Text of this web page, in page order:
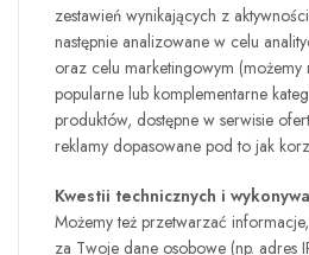
zestawień wynikających z
następnie analizowane w celu
oraz celu marketingowym
popularne lub komplementarne
produktów, dostępne w serwisie
reklamy dopasowane pod to jak
Kwestii technicznych i
Możemy też przetwarzać
za Twoje dane osobowe (np. adres